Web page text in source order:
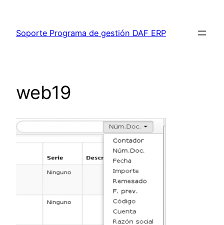
contenido
Soporte Programa de gestión DAF ERP
web19